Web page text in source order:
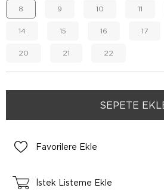
8 9 10 11
14 15 16 17
20 21 22
Favorilere Ekle
İstek Listeme Ekle